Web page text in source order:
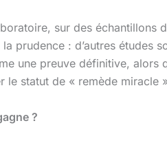
sur des échantillons
prudence : d’autres études
une preuve définitive, alors
le statut de « remède miracle
?